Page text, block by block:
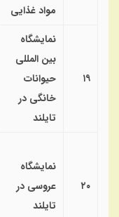
مواد غذایی
۱۹
نمایشگاه
بین المللی
حیوانات
خانگی در
تایلند
۲۰
نمایشگاه
عروسی در
تایلند